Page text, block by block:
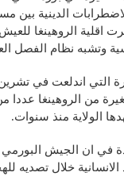
الدينية بين
اقلية الروهينغا
وتشبه نظام الفصل
التي اندلعت في
من الروهينغا عددا من
الولاية منذ سنوات.
في ان الجيش البورمي
خلال تصديه